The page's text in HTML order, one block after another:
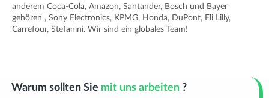
anderem Coca-Cola, Amazon, Santander, Bosch und Bayer
gehören , Sony Electronics, KPMG, Honda, DuPont, Eli Lilly,
Carrefour, Stefanini. Wir sind ein globales Team!
Warum sollten Sie mit uns arbeiten ?